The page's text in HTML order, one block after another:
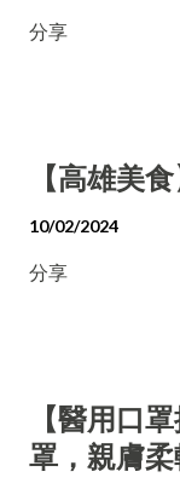
分享
【高雄美
10/02/2024
分享
【醫用口
罩，親膚